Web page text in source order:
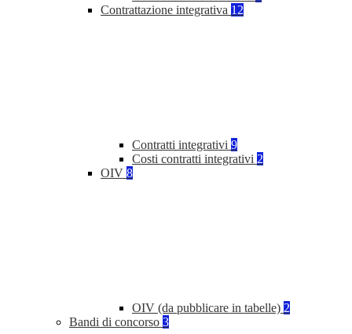
Contrattazione integrativa 12
Contratti integrativi 9
Costi contratti integrativi 2
OIV 8
OIV (da pubblicare in tabelle) 2
Bandi di concorso 3